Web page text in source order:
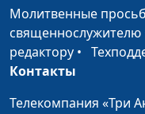
Весенний ролик
апрель)
Весенний ролик
Весенний ролик
Молитвенные
священнослужителю
редактору •
Контакты
Телекомпания «Три